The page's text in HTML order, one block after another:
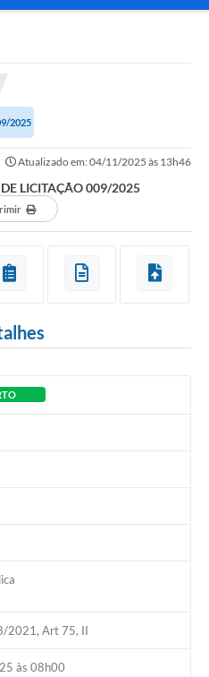
2025
Atualizado em: 04/11/2025 às 13h46
LICITAÇÃO 009/2025
2021, Art 75, II
às 08h00